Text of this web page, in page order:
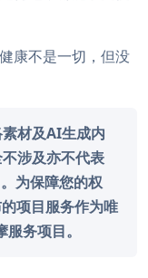
康不是一切，但没
材及AI生成内
涉及亦不代表
为保障您的权
项目服务作为唯
务项目。